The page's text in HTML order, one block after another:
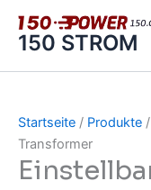
Inhalt
springen
150 STROM
Startseite / Produkte /
Transformer